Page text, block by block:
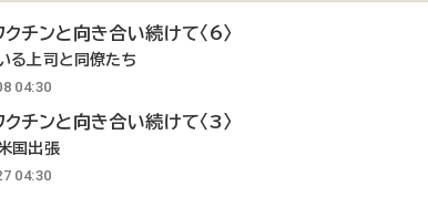
クチンと向き合い続けて〈6〉
る上司と同僚たち
04:30
クチンと向き合い続けて〈3〉
国出張
04:30